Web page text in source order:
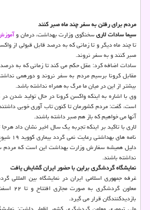
مردم برای رفتن به سفر چند ماه صبر کنند
سیما سادات لاریسخنگوی وزارت بهداشت، درمان و
تا چند ماه دیگر و تا زمانی که به درصد قابل قبولی از
صبر کنند و به سفر نروند.
سادات اضافه کرد: عقل حکم می کند تا زمانی که به درصد
بیشتر از این در میان ما مرگ به همراه نداشته باشد.
وی با اشاره به اینکه واکسن کرونا در حال تولید شدن
است، گفت: مردم کشورمان تا کنون تاب آوری خوبی داشتند
آنها می خواهیم که باز هم صبر داشته باشند.
لاری با تاکید بر اینکه تجربه یک سال اخیر نشان داد
نامه های
دلیل همیشه سفارش وزارت بهداشت این است که مردم
نداشته باشند.
نمایشگاه گردشگری برلین با حضور ایران گشایش یافت
معاون
بازدیدکنندگان قرار می گیرد.